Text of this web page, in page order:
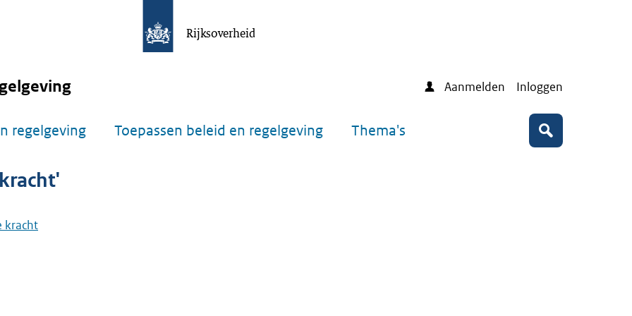
Rijksoverheid
Aanmelden Inloggen
regelgeving Toepassen beleid en regelgeving Thema's Zoeken
kracht